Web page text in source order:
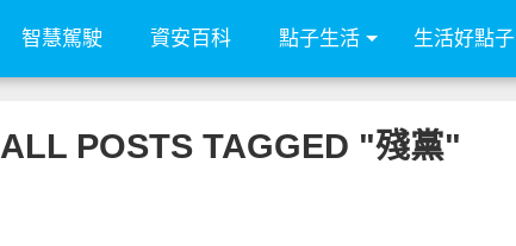
智慧駕駛 資安百科 點子生活 生活好點子
ALL POSTS TAGGED "殘黨"